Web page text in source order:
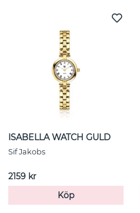
ISABELLA WATCH GULD
Sif Jakobs
2159 kr
Köp